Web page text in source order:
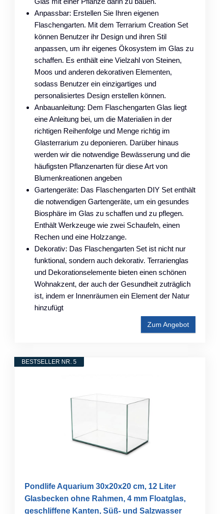
Anpassbar: Erstellen Sie Ihren eigenen
Flaschengarten. Mit dem Terrarium Creation Set
können Benutzer ihr Design und ihren Stil
anpassen, um ihr eigenes Ökosystem im Glas zu
schaffen. Es enthält eine Vielzahl von Steinen,
Moos und anderen dekorativen Elementen,
sodass Benutzer ein einzigartiges und
personalisiertes Design erstellen können.
Anbauanleitung: Dem Flaschengarten Glas liegt
eine Anleitung bei, um die Materialien in der
richtigen Reihenfolge und Menge richtig im
Glasterrarium zu deponieren. Darüber hinaus
werden wir die notwendige Bewässerung und die
häufigsten Pflanzenarten für diese Art von
Blumenkreationen angeben
Gartengeräte: Das Flaschengarten DIY Set enthält
die notwendigen Gartengeräte, um ein gesundes
Biosphäre im Glas zu schaffen und zu pflegen.
Enthält Werkzeuge wie zwei Schaufeln, einen
Rechen und eine Holzzange.
Dekorativ: Das Flaschengarten Set ist nicht nur
funktional, sondern auch dekorativ. Terrarienglas
und Dekorationselemente bieten einen schönen
Wohnakzent, der auch der Gesundheit zuträglich
ist, indem er Innenräumen ein Element der Natur
hinzufügt
Zum Angebot
BESTSELLER NR. 5
Pondlife Aquarium 30x20x20 cm, 12 Liter
Glasbecken ohne Rahmen, 4 mm Floatglas,
geschliffene Kanten, Süß- und Salzwasser